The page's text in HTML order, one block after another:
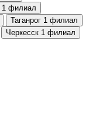
1 филиал
Таганрог 1 филиал
Черкесск 1 филиал